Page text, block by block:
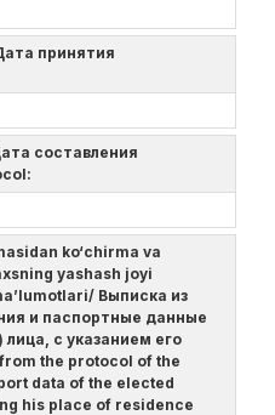
принятия
составления
ko‘chirma va
yashash joyi
Выписка из
и паспортные данные
лица, с указанием его
the protocol of the
data of the elected
his place of residence